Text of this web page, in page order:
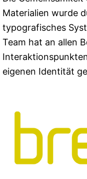
Materialien wurde
typografisches
Team hat an allen
eigenen Identität